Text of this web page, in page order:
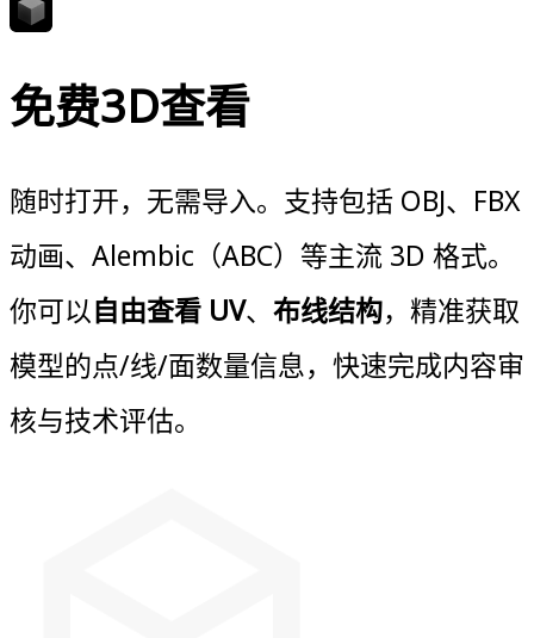
免费3D查看
随时打开，无需导入。支持包括 OBJ、FBX
动画、Alembic（ABC）等主流 3D 格式。
你可以自由查看 UV、 布线结构，精准获取
模型的点/线/面数量信息，快速完成内容审
核与技术评估。